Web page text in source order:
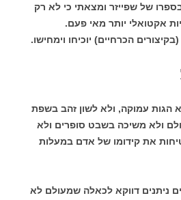
של שפייזר ומצאתי כי לא רק
אקטואלי יותר מאי פעם.
הכרחיים) יוכיחו וימחישו.
הגות עמוקה, ולא לשון זהב בשפת
ולא משיכה בשבט סופרים ולא
את קידומו של אדם במעלות
ניתנים דווקא לכאלה שמעולם לא